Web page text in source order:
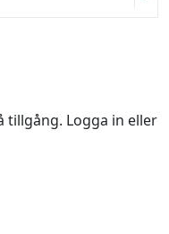
tillgång. Logga in eller